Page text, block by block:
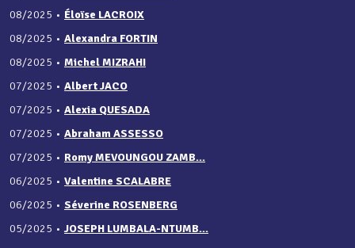
08/2025 • Éloïse LACROIX
08/2025 • Alexandra FORTIN
08/2025 • Michel MIZRAHI
07/2025 • Albert JACO
07/2025 • Alexia QUESADA
07/2025 • Abraham ASSESSO
07/2025 • Romy MEVOUNGOU ZAMB...
06/2025 • Valentine SCALABRE
06/2025 • Séverine ROSENBERG
05/2025 • JOSEPH LUMBALA-NTUMB...